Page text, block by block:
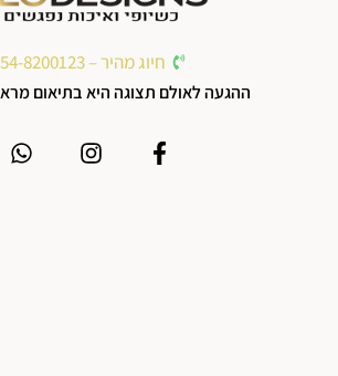
חיוג מהיר – 054-8200123
ההגעה לאולם תצוגה היא בתיאום